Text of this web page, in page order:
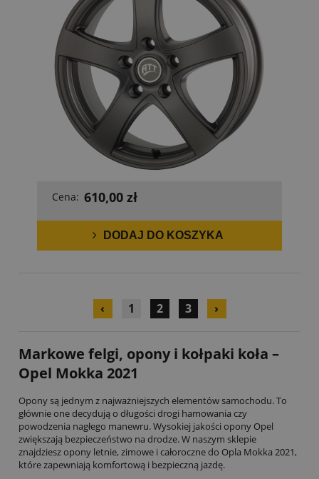
Cena: 610,00 zł
DODAJ DO KOSZYKA
‹ 1 2 3 ›
Markowe felgi, opony i kołpaki koła –
Opel Mokka 2021
Opony są jednym z najważniejszych elementów samochodu. To
głównie one decydują o długości drogi hamowania czy
powodzenia nagłego manewru. Wysokiej jakości opony Opel
zwiększają bezpieczeństwo na drodze. W naszym sklepie
znajdziesz opony letnie, zimowe i całoroczne do Opla Mokka 2021,
które zapewniają komfortową i bezpieczną jazdę.